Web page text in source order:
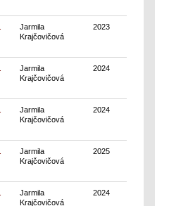
Jarmila
Krajčovičová
2023
Jarmila
Krajčovičová
2024
Jarmila
Krajčovičová
2024
Jarmila
Krajčovičová
2025
Jarmila
Krajčovičová
2024